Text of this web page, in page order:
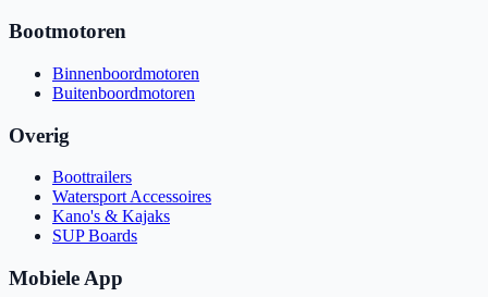
Bootmotoren
Binnenboordmotoren
Buitenboordmotoren
Overig
Boottrailers
Watersport Accessoires
Kano's & Kajaks
SUP Boards
Mobiele App